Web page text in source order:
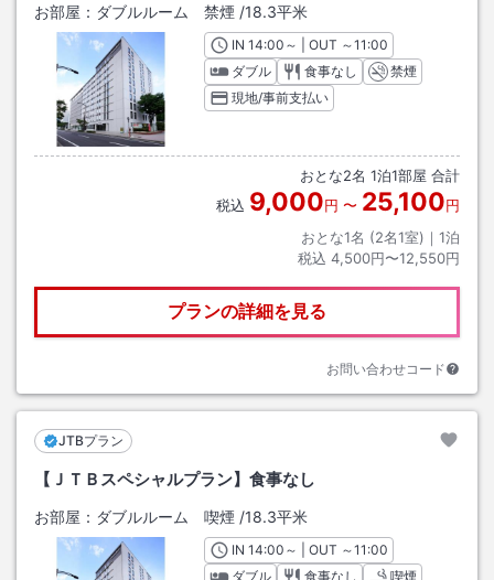
お部屋： ダブルルーム 禁煙 /18.3平米
INチェックイン
14:00 ～ | OUT チェックアウト
～11:00
ダブル
食事なし
禁煙
現地/事前支払い
おとな2名 1泊1部屋 合計
税込 9,000円 〜 25,100円
おとな1名 (2名1室)｜ 1泊
税込 4,500円〜12,550円
プランの詳細を見る
お問い合わせコード
JTBプラン
【ＪＴＢスペシャルプラン】食事なし
お部屋： ダブルルーム 喫煙 /18.3平米
INチェックイン
14:00 ～ | OUT チェックアウト
～11:00
ダブル
食事なし
喫煙